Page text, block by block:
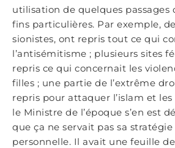
utilisation de quelques passages
fins particulières. Par exemple,
sionistes, ont repris tout ce qui
l’antisémitisme ; plusieurs sites
repris ce qui concernait les
filles ; une partie de l’extrême
repris pour attaquer l’islam et
le Ministre de l’époque s’en est
que ça ne servait pas sa
personnelle. Il avait une feuille